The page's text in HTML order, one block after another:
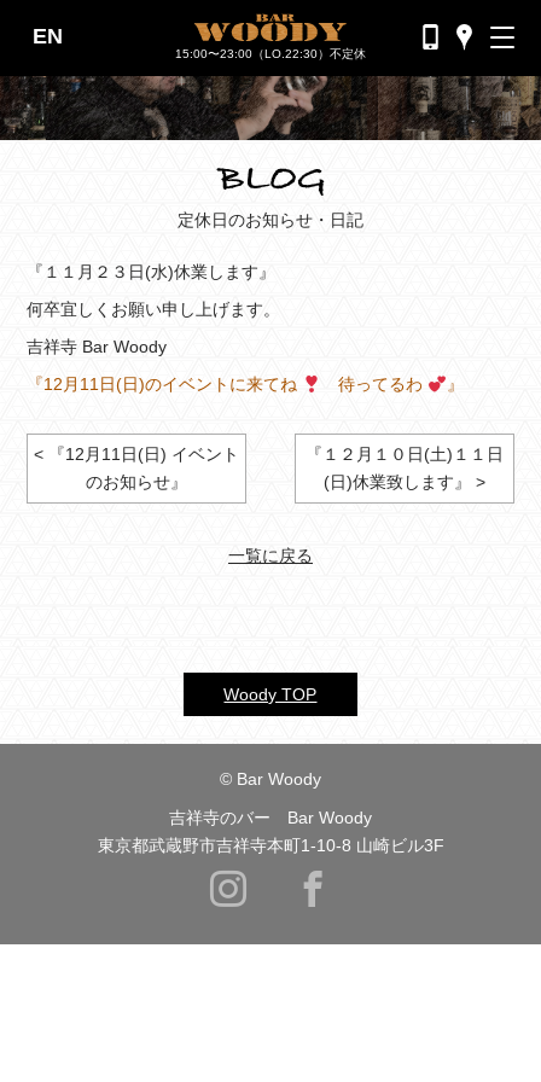
バーウッディTOP
バー ウッディについて
メニュー＆料金
おすすめカクテル
フォトギャラリー
EN
15:00〜23:00（LO.22:30）不定休
定休日のお知らせ・日記
『１１月２３日(水)休業します』
何卒宜しくお願い申し上げます。
吉祥寺 Bar Woody
『12月11日(日)のイベントに来てね
待ってるわ 』
< 『12月11日(日) イベント
のお知らせ』
『１２月１０日(土)１１日
(日)休業致します』 >
一覧に戻る
Woody TOP
© Bar Woody
吉祥寺のバー Bar Woody
東京都武蔵野市吉祥寺本町1-10-8 山崎ビル3F